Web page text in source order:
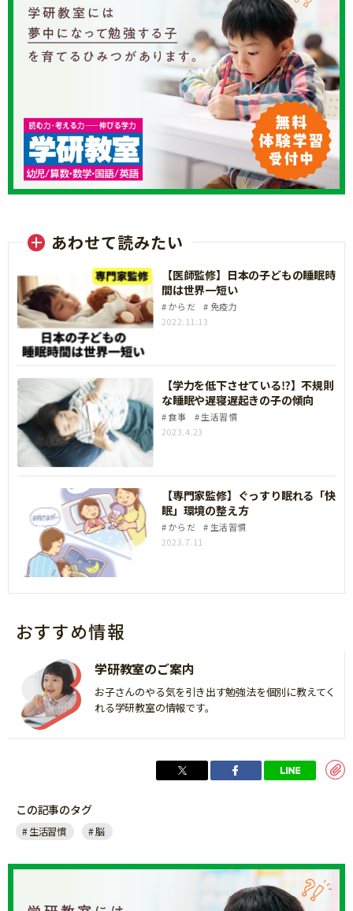
あわせて読みたい
【医師監修】日本の子どもの睡眠時
間は世界一短い
からだ
免疫力
2022.11.13
【学力を低下させている⁉】不規則
な睡眠や遅寝遅起きの子の傾向
食事
生活習慣
2023.4.23
【専門家監修】ぐっすり眠れる「快
眠」環境の整え方
からだ
生活習慣
2023.7.11
おすすめ情報
学研教室のご案内
お子さんのやる気を引き出す勉強法を個別に教えてく
れる学研教室の情報です。
この記事のタグ
生活習慣 脳